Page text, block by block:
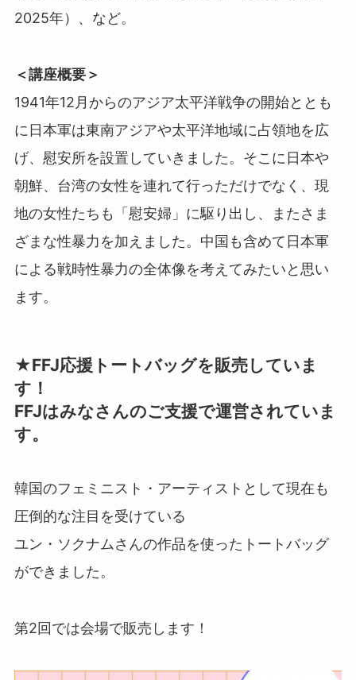
2025年）、など。
＜講座概要＞
1941年12月からのアジア太平洋戦争の開始ととも
に日本軍は東南アジアや太平洋地域に占領地を広
げ、慰安所を設置していきました。そこに日本や
朝鮮、台湾の女性を連れて行っただけでなく、現
地の女性たちも「慰安婦」に駆り出し、またさま
ざまな性暴力を加えました。中国も含めて日本軍
による戦時性暴力の全体像を考えてみたいと思い
ます。
★FFJ応援トートバッグを販売していま
す！
FFJはみなさんのご支援で運営されていま
す。
韓国のフェミニスト・アーティストとして現在も
圧倒的な注目を受けている
ユン・ソクナムさんの作品を使ったトートバッグ
ができました。
第2回では会場で販売します！